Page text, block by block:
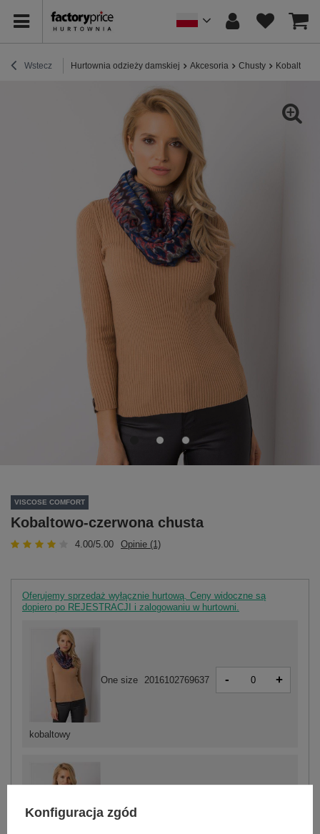
Wstecz Hurtownia odzieży damskiej Akcesoria Chusty
VISCOSE COMFORT
Kobaltowo-czerwona chusta
4.00/5.00 Opinie (1)
Oferujemy sprzedaż wyłącznie hurtową. Ceny widoczne są
dopiero po REJESTRACJI i zalogowaniu w hurtowni.
One size
kobaltowy
One size 2016102769637 - +
Konfiguracja zgód